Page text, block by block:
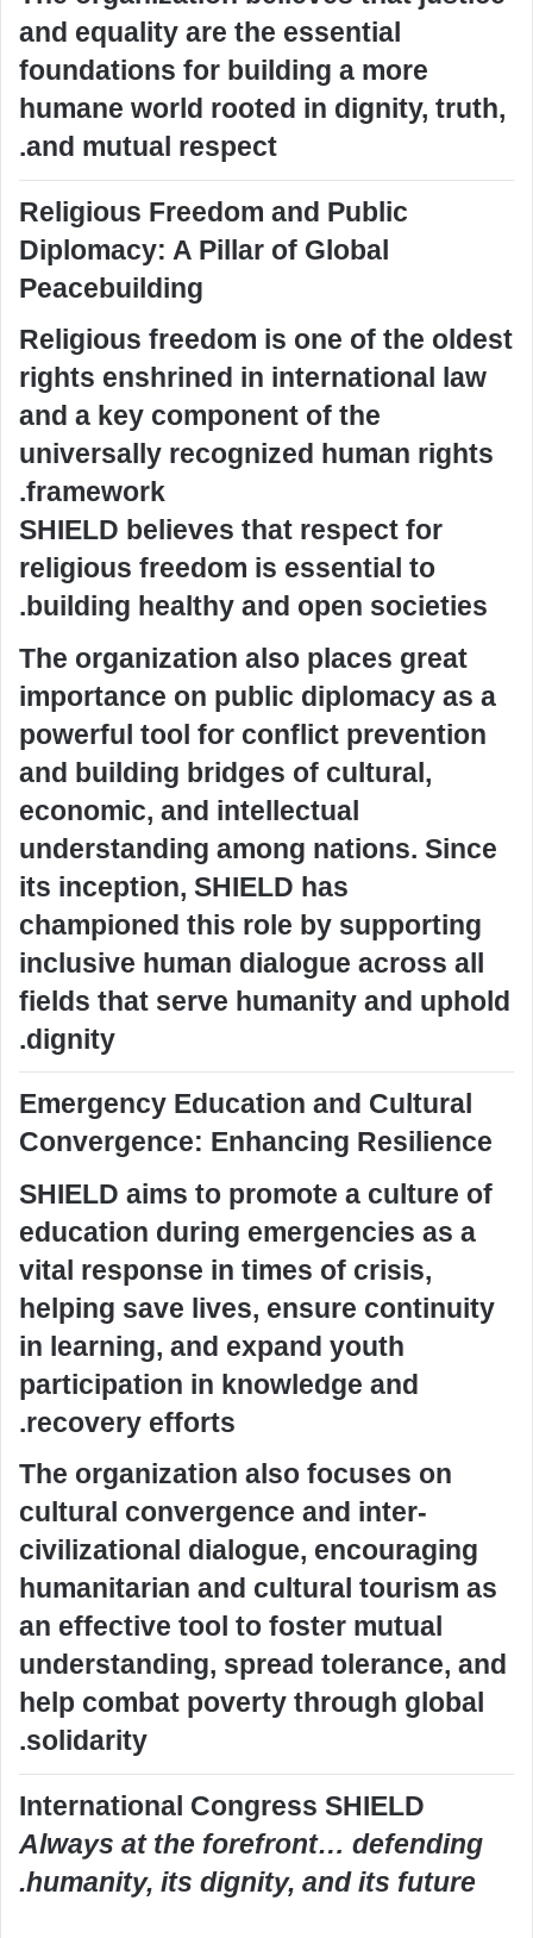
and equality are the essential
foundations for building a more
humane world rooted in dignity, truth,
and mutual respect.
Religious Freedom and Public
Diplomacy: A Pillar of Global
Peacebuilding
Religious freedom is one of the oldest
rights enshrined in international law
and a key component of the
universally recognized human rights
framework.
SHIELD believes that respect for
religious freedom is essential to
building healthy and open societies.
The organization also places great
importance on public diplomacy as a
powerful tool for conflict prevention
and building bridges of cultural,
economic, and intellectual
understanding among nations. Since
its inception, SHIELD has
championed this role by supporting
inclusive human dialogue across all
fields that serve humanity and uphold
dignity.
Emergency Education and Cultural
Convergence: Enhancing Resilience
SHIELD aims to promote a culture of
education during emergencies as a
vital response in times of crisis,
helping save lives, ensure continuity
in learning, and expand youth
participation in knowledge and
recovery efforts.
The organization also focuses on
cultural convergence and inter-
civilizational dialogue, encouraging
humanitarian and cultural tourism as
an effective tool to foster mutual
understanding, spread tolerance, and
help combat poverty through global
solidarity.
International Congress SHIELD
Always at the forefront… defending
humanity, its dignity, and its future.